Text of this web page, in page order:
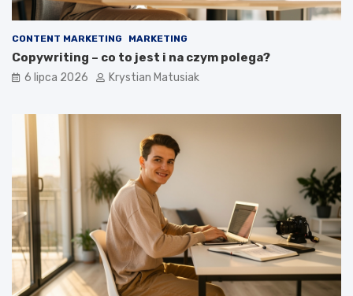
CONTENT MARKETING MARKETING
Copywriting – co to jest i na czym polega?
6 lipca 2026 Krystian Matusiak